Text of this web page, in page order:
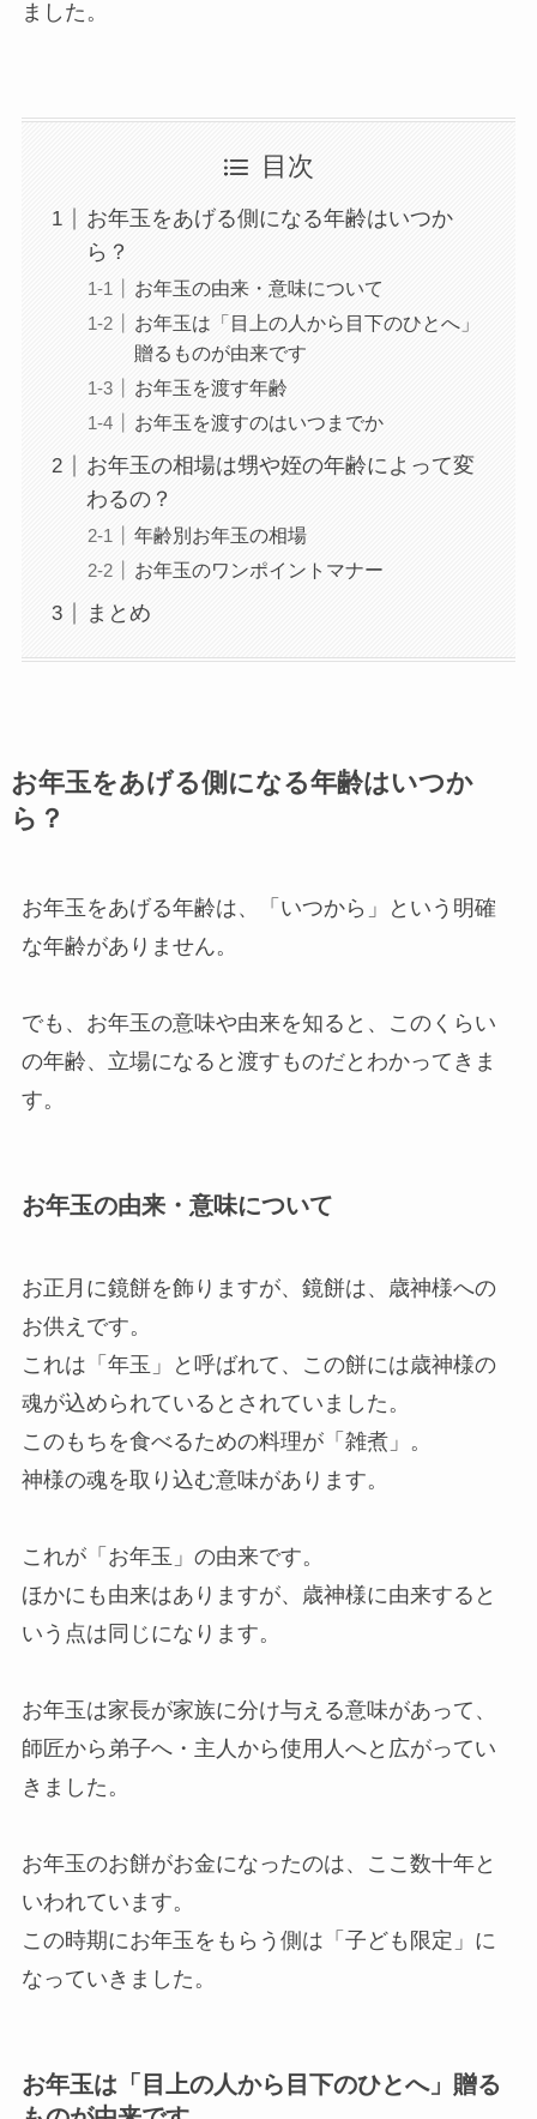
ました。
目次
お年玉をあげる側になる年齢はいつか
ら？
お年玉の由来・意味について
お年玉は「目上の人から目下のひとへ」
贈るものが由来です
お年玉を渡す年齢
お年玉を渡すのはいつまでか
お年玉の相場は甥や姪の年齢によって変
わるの？
年齢別お年玉の相場
お年玉のワンポイントマナー
まとめ
お年玉をあげる側になる年齢はいつか
ら？
お年玉をあげる年齢は、「いつから」という明確
な年齢がありません。
でも、お年玉の意味や由来を知ると、このくらい
の年齢、立場になると渡すものだとわかってきま
す。
お年玉の由来・意味について
お正月に鏡餅を飾りますが、鏡餅は、歳神様への
お供えです。
これは「年玉」と呼ばれて、この餅には歳神様の
魂が込められているとされていました。
このもちを食べるための料理が「雑煮」。
神様の魂を取り込む意味があります。
これが「お年玉」の由来です。
ほかにも由来はありますが、歳神様に由来すると
いう点は同じになります。
お年玉は家長が家族に分け与える意味があって、
師匠から弟子へ・主人から使用人へと広がってい
きました。
お年玉のお餅がお金になったのは、ここ数十年と
いわれています。
この時期にお年玉をもらう側は「子ども限定」に
なっていきました。
お年玉は「目上の人から目下のひとへ」贈る